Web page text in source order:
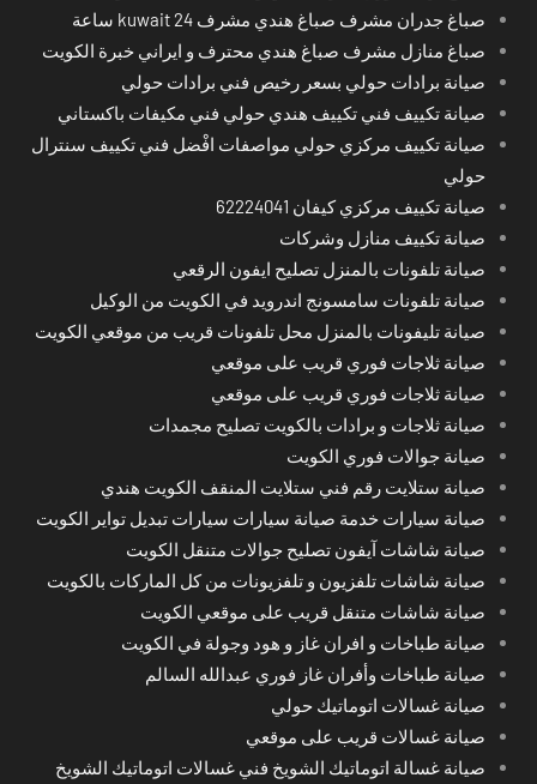
صباغ جدران مشرف صباغ هندي مشرف kuwait 24 ساعة
صباغ منازل مشرف صباغ هندي محترف و ايراني خبرة الكويت
صيانة برادات حولي بسعر رخيص فني برادات حولي
صيانة تكييف فني تكييف هندي حولي فني مكيفات باكستاني
صيانة تكييف مركزي حولي مواصفات افْضل فني تكييف سنترال
حولي
صيانة تكييف مركزي كيفان 62224041
صيانة تكييف منازل وشركات
صيانة تلفونات بالمنزل تصليح ايفون الرقعي
صيانة تلفونات سامسونج اندرويد في الكويت من الوكيل
صيانة تليفونات بالمنزل محل تلفونات قريب من موقعي الكويت
صيانة ثلاجات فوري قريب على موقعي
صيانة ثلاجات فوري قريب على موقعي
صيانة ثلاجات و برادات بالكويت تصليح مجمدات
صيانة جوالات فوري الكويت
صيانة ستلايت رقم فني ستلايت المنقف الكويت هندي
صيانة سيارات خدمة صيانة سيارات سيارات تبديل تواير الكويت
صيانة شاشات آيفون تصليح جوالات متنقل الكويت
صيانة شاشات تلفزيون و تلفزيونات من كل الماركات بالكويت
صيانة شاشات متنقل قريب على موقعي الكويت
صيانة طباخات و افران غاز و هود وجولة في الكويت
صيانة طباخات وأفران غاز فوري عبدالله السالم
صيانة غسالات اتوماتيك حولي
صيانة غسالات قريب على موقعي
صيانة غسالة اتوماتيك الشويخ فني غسالات اتوماتيك الشويخ